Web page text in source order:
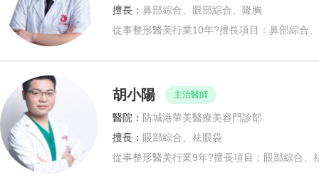
擅長： 鼻部綜合、眼部綜合、隆胸
從事整形醫美行業10年?擅長項目：鼻部綜合
胡小陽 主治醫師
醫院： 防城港華美醫療美容門診部
擅長： 眼部綜合、祛眼袋
從事整形醫美行業9年?擅長項目：眼部綜合、